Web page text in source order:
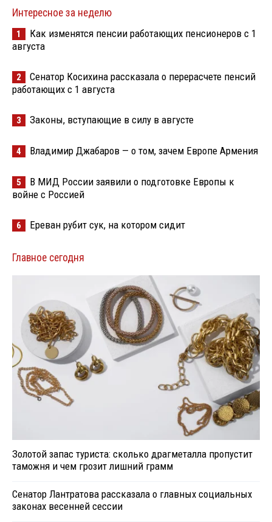
Интересное за неделю
1
Как изменятся пенсии работающих пенсионеров с 1
августа
2
Сенатор Косихина рассказала о перерасчете пенсий
работающих с 1 августа
3 Законы, вступающие в силу в августе
4 Владимир Джабаров — о том, зачем Европе Армения
5
В МИД России заявили о подготовке Европы к
войне с Россией
6 Ереван рубит сук, на котором сидит
Главное сегодня
Золотой запас туриста: сколько драгметалла пропустит
таможня и чем грозит лишний грамм
Сенатор Лантратова рассказала о главных социальных
законах весенней сессии